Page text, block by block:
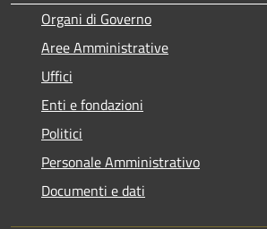
Organi di Governo
Aree Amministrative
Uffici
Enti e fondazioni
Politici
Personale Amministrativo
Documenti e dati